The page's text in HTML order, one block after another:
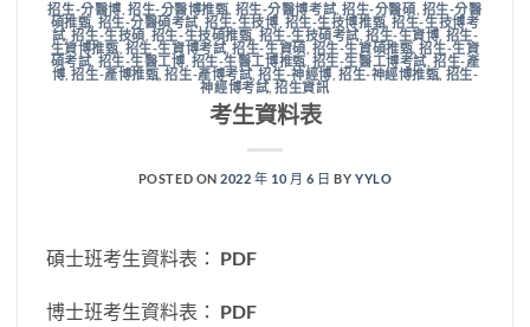
招生-分醫博, 招生-分醫博推甄, 招生-分醫博考試,招生-分醫碩 招生-分醫
碩推甄, 招生-分醫碩考試 ,招生-生技博, 招生-生技博推甄,招生-生技博考
試,招生-生技碩 招生-生技碩推甄, 招生-生技碩考試,招生-生資博, 招生-
生資博推甄, 招生-生資博考試,招生-生資碩 招生-生資碩推甄,招生-生資
碩考試, 招生-生醫工博, 招生-生醫工博推甄, 招生-生醫工博考試, 招生-產
博,招生-產博推甄,招生-產博考試,招生-神經博, 招生-神經博推甄, 招生-
神經博考試,招生資訊
考生資料表
POSTED ON2022 年 10 月 6 日 BY YYLO
碩士班考生資料表： PDF
博士班考生資料表： PDF